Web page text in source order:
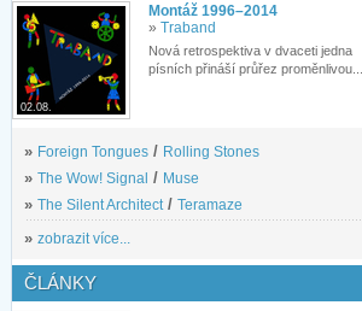
02.08.
Montáž 1996–2014
» Traband
Nová retrospektiva v dvaceti jedna
písních přináší průřez proměnlivou...
» Foreign Tongues / Rolling Stones
» The Wow! Signal / Muse
» The Silent Architect / Teramaze
» zobrazit více...
ČLÁNKY